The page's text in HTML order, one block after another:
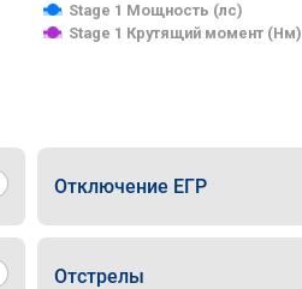
Stage 1 Мощность (лс)
Stage 1 Крутящий момент (Нм)
Отключение ЕГР
Отстрелы